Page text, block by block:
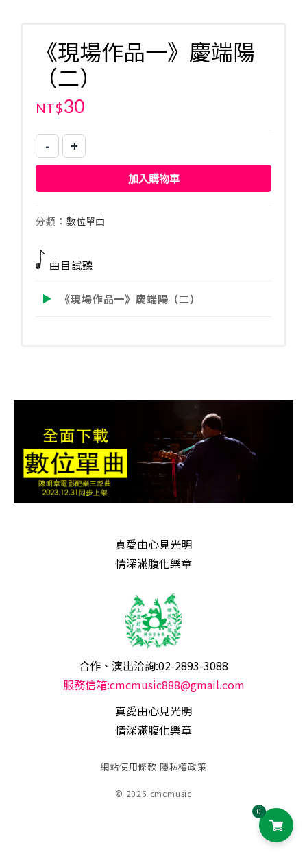
《現場作品一》慶端陽
（二）
NT$30
-
《現
場
作
一》
端
陽
數
+
加入購物車
分類： 數位單曲
曲目試聽
《現場作品一》慶端陽（二）
真愛由心見光明
情深滿腹化樂章
合作、演出洽詢:02-2893-3088
服務信箱:cmcmusic888@gmail.com
真愛由心見光明
情深滿腹化樂章
網站使用條款 隱私權政策
© 2026 cmcmusic
0